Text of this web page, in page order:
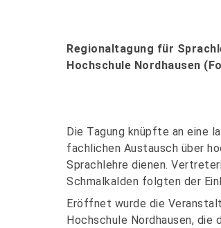
Regionaltagung für
Hochschule Nordhausen
Die Tagung knüpfte an eine
fachlichen Austausch über
Sprachlehre dienen.
Schmalkalden folgten der
Eröffnet wurde die
Hochschule Nordhausen, die